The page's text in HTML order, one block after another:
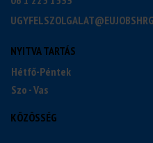
NYITVA TARTÁS
Hétfő-Péntek
Szo - Vas
KÖZÖSSÉG